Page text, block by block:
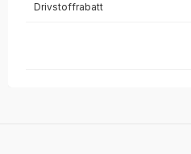
Drivstoffrabatt